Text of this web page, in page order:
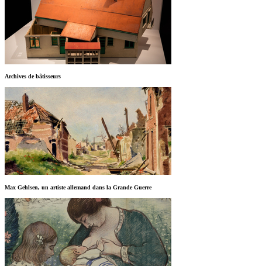
Archives de bâtisseurs
Max Gehlsen, un artiste allemand dans la Grande Guerre